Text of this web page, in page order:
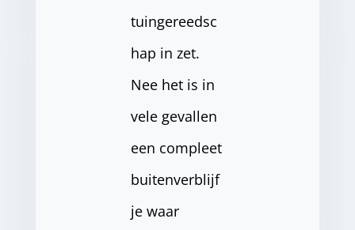
tuingereedsc
hap in zet.
Nee het is in
vele gevallen
een compleet
buitenverblijf
je waar